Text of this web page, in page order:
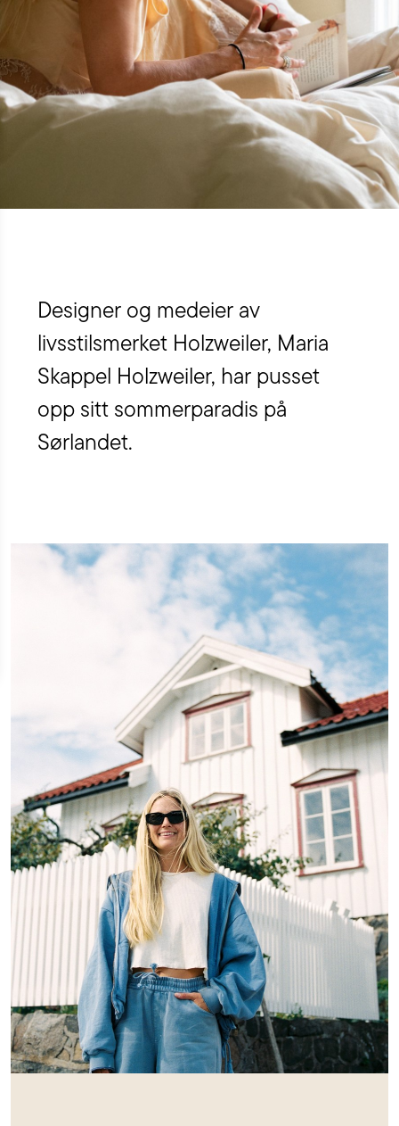
Designer og medeier av
livsstilsmerket Holzweiler, Maria
Skappel Holzweiler, har pusset
opp sitt sommerparadis på
Sørlandet.